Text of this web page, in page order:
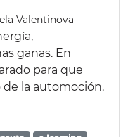
Valentinova
ganas. En
para que
de la automoción.